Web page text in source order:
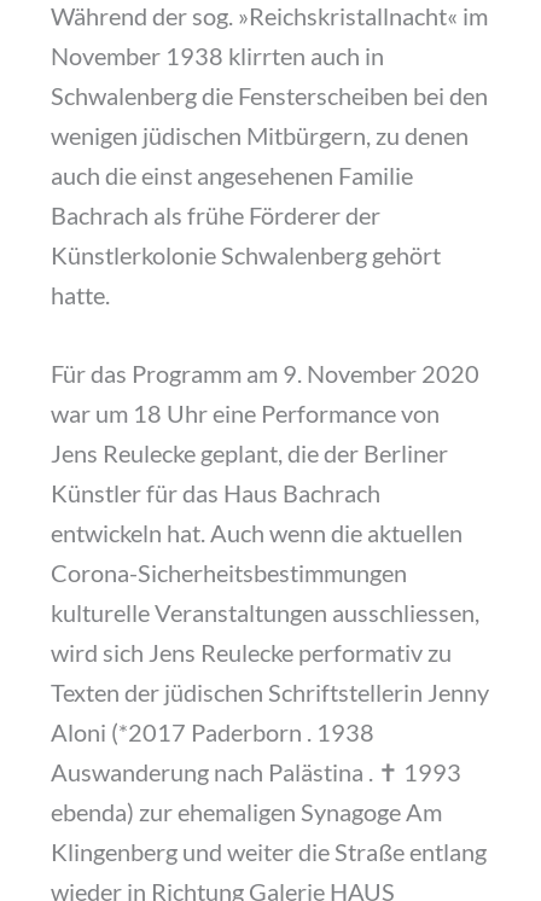
Während der sog. »Reichskristallnacht« im
November 1938 klirrten auch in
Schwalenberg die Fensterscheiben bei den
wenigen jüdischen Mitbürgern, zu denen
auch die einst angesehenen Familie
Bachrach als frühe Förderer der
Künstlerkolonie Schwalenberg gehört
hatte.
Für das Programm am 9. November 2020
war um 18 Uhr eine Performance von
Jens Reulecke geplant, die der Berliner
Künstler für das Haus Bachrach
entwickeln hat. Auch wenn die aktuellen
Corona-Sicherheitsbestimmungen
kulturelle Veranstaltungen ausschliessen,
wird sich Jens Reulecke performativ zu
Texten der jüdischen Schriftstellerin Jenny
Aloni (*2017 Paderborn . 1938
Auswanderung nach Palästina . ✝︎ 1993
ebenda) zur ehemaligen Synagoge Am
Klingenberg und weiter die Straße entlang
wieder in Richtung Galerie HAUS